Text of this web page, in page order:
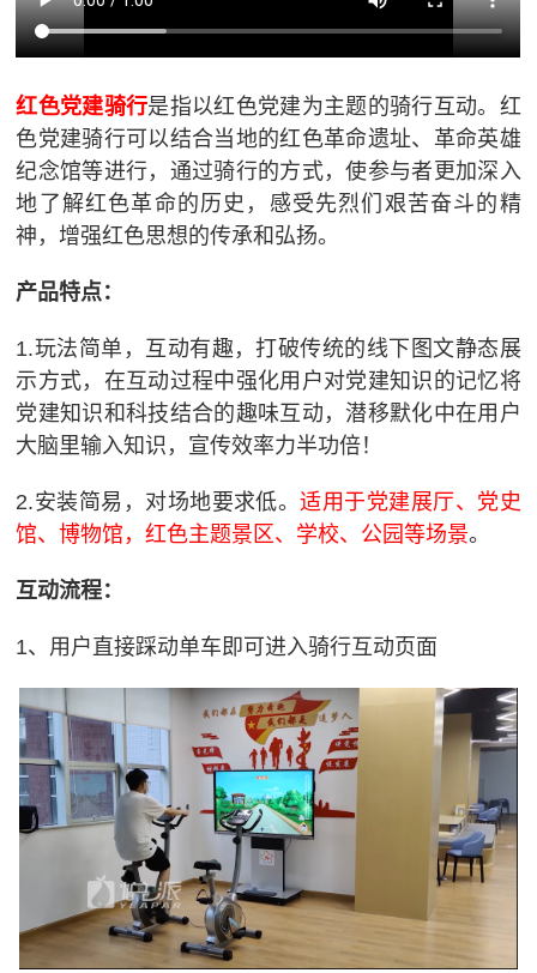
红色党建骑行是指以红色党建为主题的骑行互动。红
色党建骑行可以结合当地的红色革命遗址、革命英雄
纪念馆等进行，通过骑行的方式，使参与者更加深入
地了解红色革命的历史，感受先烈们艰苦奋斗的精
神，增强红色思想的传承和弘扬。
产品特点：
1.玩法简单，互动有趣，打破传统的线下图文静态展
示方式，在互动过程中强化用户对党建知识的记忆将
党建知识和科技结合的趣味互动，潜移默化中在用户
大脑里输入知识，宣传效率力半功倍！
2.安装简易，对场地要求低。适用于党建展厅、党史
馆、博物馆，红色主题景区、学校、公园等场景。
互动流程：
1、用户直接踩动单车即可进入骑行互动页面